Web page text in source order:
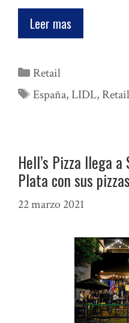
Leer mas
Categorías
Retail
Etiquetas
España,LIDL, Retail
Hell’s Pizza llega
Plata con sus
22 marzo 2021